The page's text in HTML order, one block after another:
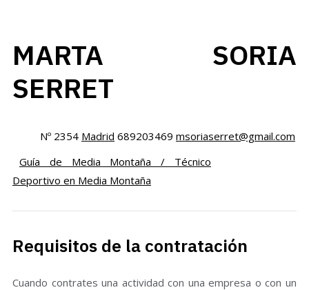
MARTA SORIA
SERRET
Nº 2354 Madrid 689203469 msoriaserret@gmail.com
Guía de Media Montaña / Técnico
Deportivo en Media Montaña
Requisitos de la contratación
Cuando contrates una actividad con una empresa o con un